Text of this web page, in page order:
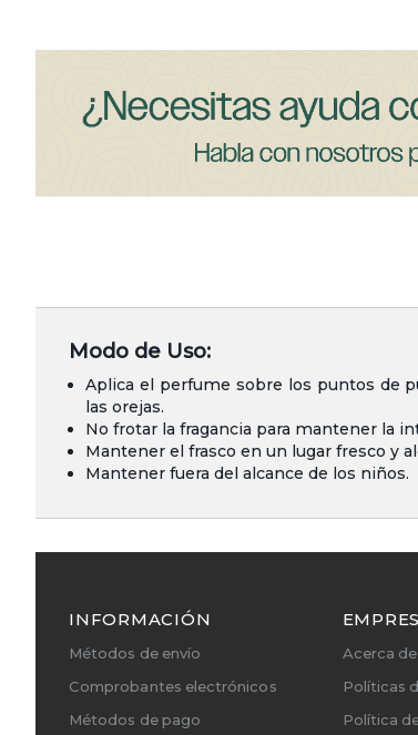
Modo de Uso:
Aplica el perfume sobre los puntos de
las orejas.
No frotar la fragancia para mantener la
Mantener el frasco en un lugar fresco y
Mantener fuera del alcance de los niños.
INFORMACIÓN
Métodos de envío
Comprobantes electrónicos
Métodos de pago
Acerca
Políticas
Política